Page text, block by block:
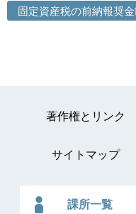
固定資産税の前納報奨
著作権とリンク
サイトマップ
課所一覧